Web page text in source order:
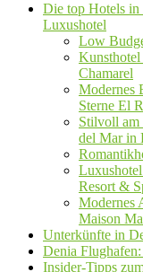
Die top Hotels
Luxushotel
Low
Chamarel
Modernes
Sterne El
Stilvoll am
del Mar in
Resort &
Modernes
Maison
Unterkünfte in
Denia
Insider-Tipps